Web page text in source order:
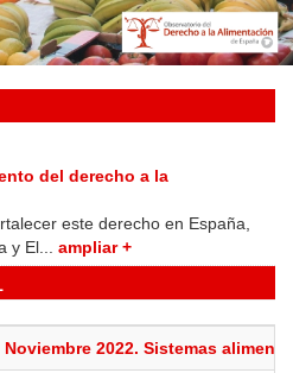
del derecho a la
este derecho en España,
y El... ampliar +
Noviembre 2022. Sistemas